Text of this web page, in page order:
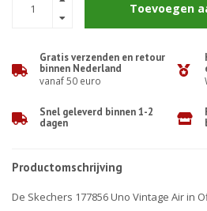
Toevoegen
Gratis verzenden en retour
binnen Nederland
vanaf 50 euro
Snel geleverd binnen 1-2
dagen
Productomschrijving
De Skechers 177856 Uno Vintage Air in